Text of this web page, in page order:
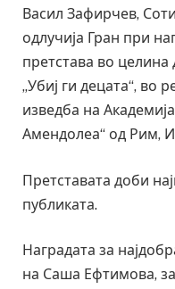
Васил Зафирчев,
одлучија Гран при
претстава во целина
„Убиј ги децата“, во
изведба на
Амендолеа“ од Рим,
Претставата доби
публиката.
Наградата за
на Саша Ефтимова,